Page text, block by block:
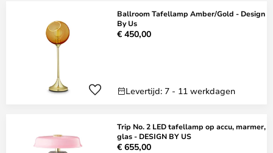
Ballroom Tafellamp Amber/Gold - Design
By Us
€ 450,00
Levertijd: 7 - 11 werkdagen
Trip No. 2 LED tafellamp op accu, marmer,
glas - DESIGN BY US
€ 655,00